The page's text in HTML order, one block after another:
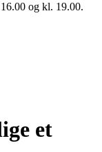
og kl. 19.00.
et